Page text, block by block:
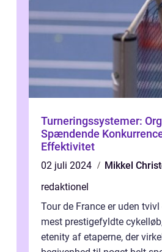
Turneringssystemer:
Spændende
Effektivitet
02 juli 2024
Mikkel
redaktionel
Tour de France er uden
mest prestigefyldte
etenity af etaperne, der